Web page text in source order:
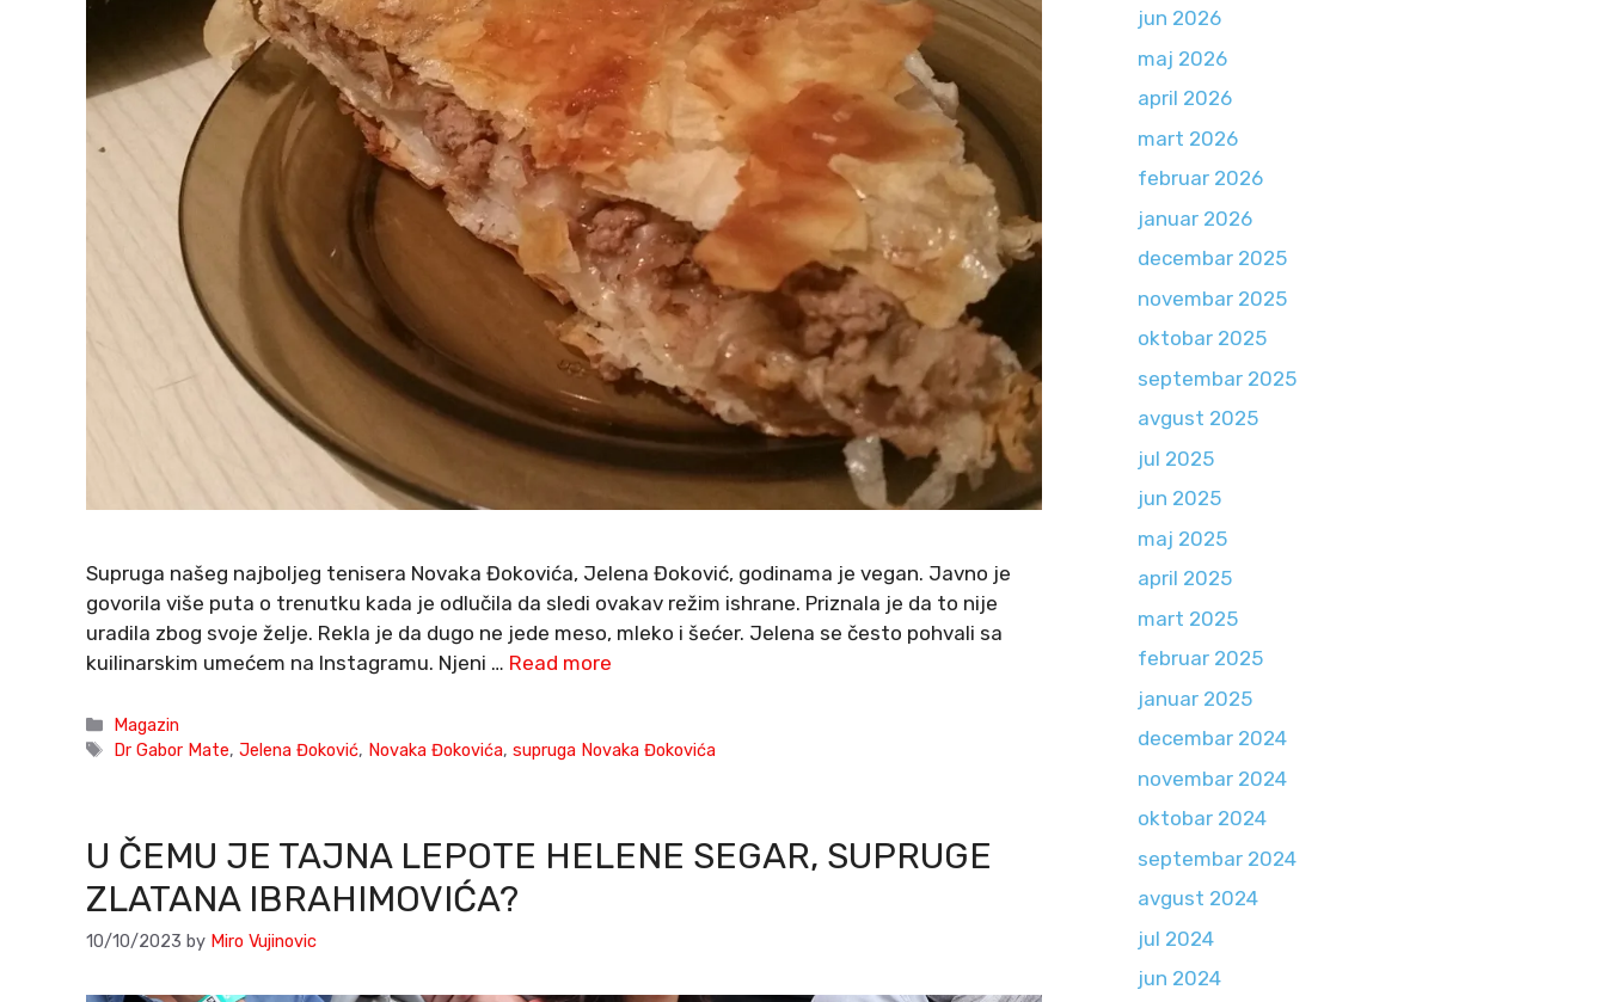
Supruga našeg najboljeg tenisera Novaka Đokovića, Jelena Đoković, godinama je vegan. Javno je
govorila više puta o trenutku kada je odlučila da sledi ovakav režim ishrane. Priznala je da to nije
uradila zbog svoje želje. Rekla je da dugo ne jede meso, mleko i šećer. Jelena se često pohvali sa
kuilinarskim umećem na Instagramu. Njeni … Read more
Categories
Magazin
Tags
Dr Gabor Mate,Jelena Đoković, Novaka Đokovića,supruga Novaka Đokovića
U ČEMU JE TAJNA LEPOTE HELENE SEGAR, SUPRUGE
ZLATANA IBRAHIMOVIĆA?
10/10/2023 by Miro Vujinovic
jun 2026
maj 2026
april 2026
mart 2026
februar 2026
januar 2026
decembar 2025
novembar 2025
oktobar 2025
septembar 2025
avgust 2025
jul 2025
jun 2025
maj 2025
april 2025
mart 2025
februar 2025
januar 2025
decembar 2024
novembar 2024
oktobar 2024
septembar 2024
avgust 2024
jul 2024
jun 2024